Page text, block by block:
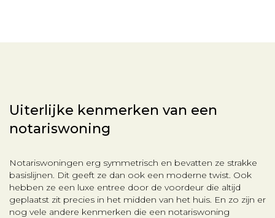
Uiterlijke kenmerken van een
notariswoning
Notariswoningen erg symmetrisch en bevatten ze strakke
basislijnen. Dit geeft ze dan ook een moderne twist. Ook
hebben ze een luxe entree door de voordeur die altijd
geplaatst zit precies in het midden van het huis. En zo zijn er
nog vele andere kenmerken die een notariswoning